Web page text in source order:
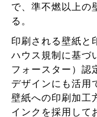
で、準不燃以上の
る。
印刷される壁紙と
ハウス規制に基
フォースター）認
デザインにも活用
壁紙への印刷加工
インクを採用して